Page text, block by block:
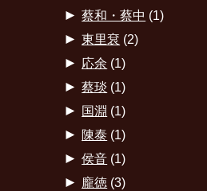
► 蔡和・蔡中 (1)
► 東里袞 (2)
► 応余 (1)
► 蔡琰 (1)
► 国淵 (1)
► 陳泰 (1)
► 侯音 (1)
► 龐徳 (3)